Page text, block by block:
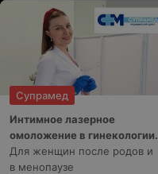
Супрамед
Интимное лазерное
омоложение в гинекологии.
Для женщин после родов и
в менопаузе